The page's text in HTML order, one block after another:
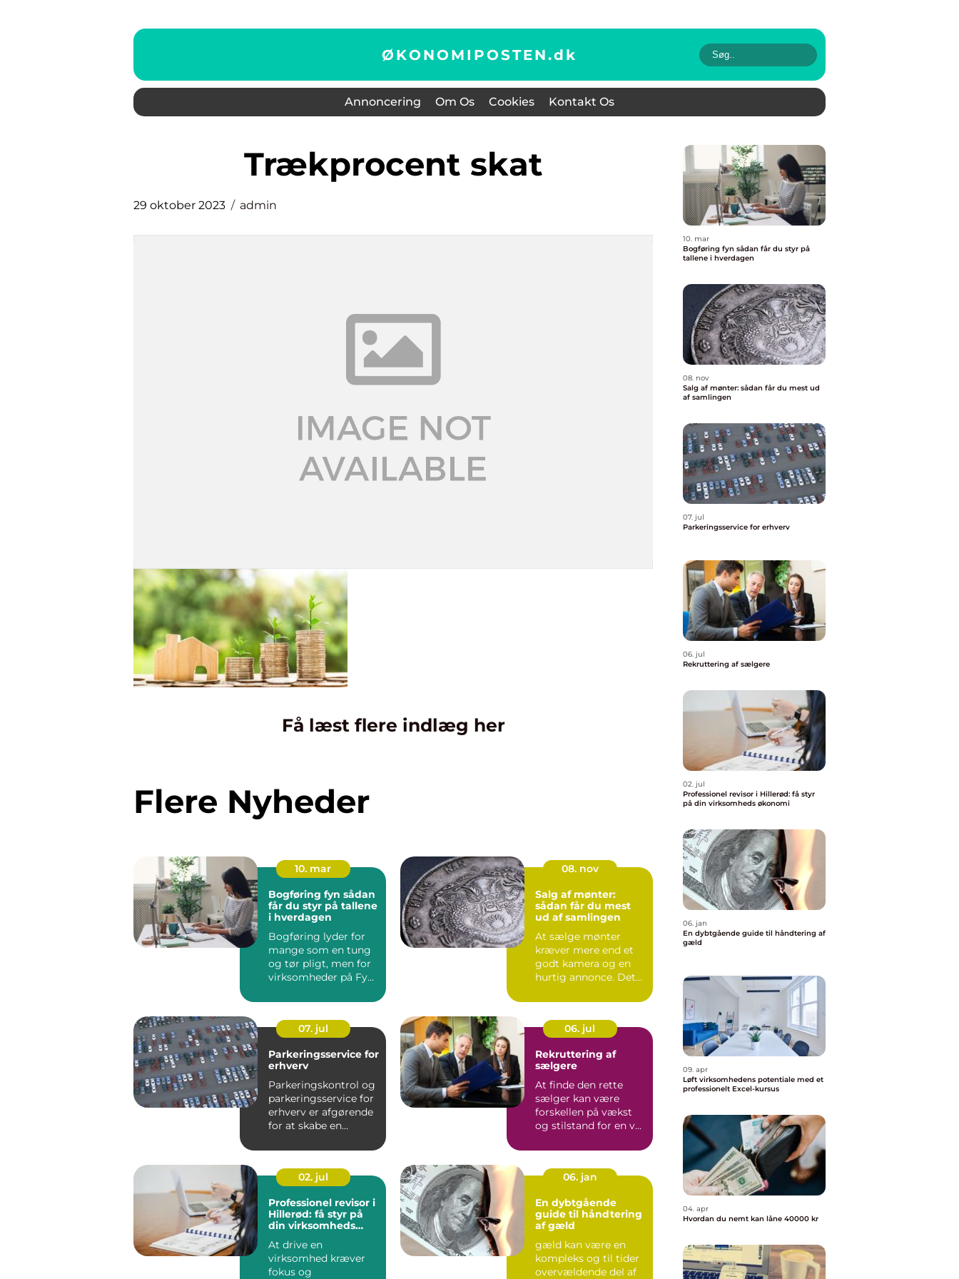
ØKONOMIPOSTEN.dk
Annoncering Om Os Cookies Kontakt Os
trækprocent skat
29 oktober 2023 admin
Få læst flere indlæg her
Flere Nyheder
10. mar
Bogføring fyn sådan
får du styr på tallene
i hverdagen
Bogføring lyder for
mange som en tung
og tør pligt, men for
virksomheder på Fyn
væ...
08. nov
Salg af mønter:
sådan får du mest
ud af samlingen
At sælge mønter
kræver mere end et
godt kamera og en
hurtig annonce. Det
07. jul
Parkeringsservice for
erhverv
Parkeringskontrol og
parkeringsservice for
erhverv er afgørende
for at skabe en
06. jul
Rekruttering af
sælgere
At finde den rette
sælger kan være
forskellen på vækst
og stilstand for en v...
02. jul
Professionel revisor i
Hillerød: få styr på
din virksomheds
At drive en
virksomhed kræver
fokus og
06. jan
En dybtgående
guide til håndtering
af gæld
gæld kan være en
kompleks og til tider
overvældende del af
10. mar
Bogføring fyn sådan får du styr på
tallene i hverdagen
08. nov
Salg af mønter: sådan får du mest ud
af samlingen
07. jul
Parkeringsservice for erhverv
06. jul
Rekruttering af sælgere
02. jul
Professionel revisor i Hillerød: få styr
på din virksomheds økonomi
06. jan
En dybtgående guide til håndtering af
gæld
09. apr
Løft virksomhedens potentiale med et
professionelt Excel-kursus
04. apr
Hvordan du nemt kan låne 40000 kr